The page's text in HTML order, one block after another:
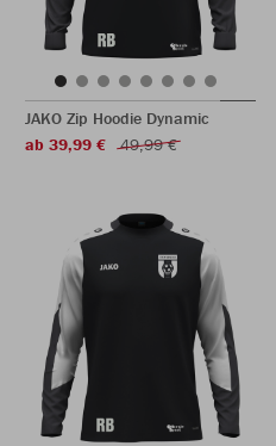
JAKO Zip Hoodie Dynamic
ab 39,99 €
49,99 €